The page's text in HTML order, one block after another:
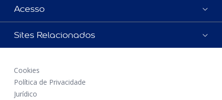
Acesso
Sites Relacionados
Cookies
Política de Privacidade
Jurídico